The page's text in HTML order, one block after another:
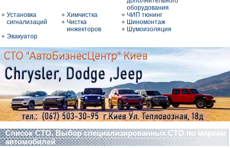
оборудования
Установка
сигнализаций
Химчистка
ЧИП тюнинг
Чистка
инжекторов
Шиномонтаж
Шумоизоляция
Эвакуатор
Список СТО. Выбор специализированных СТО по маркам
автомобилей